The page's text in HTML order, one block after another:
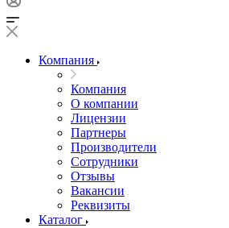
Компания
Компания
О компании
Лицензии
Партнеры
Производители
Сотрудники
Отзывы
Вакансии
Реквизиты
Каталог